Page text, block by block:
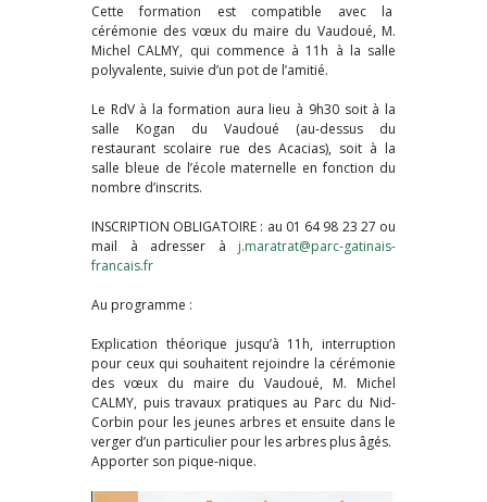
Cette formation est compatible avec la
cérémonie des vœux du maire du Vaudoué, M.
Michel CALMY, qui commence à 11h à la salle
polyvalente, suivie d’un pot de l’amitié.
Le RdV à la formation aura lieu à 9h30 soit à la
salle Kogan du Vaudoué (au-dessus du
restaurant scolaire rue des Acacias), soit à la
salle bleue de l’école maternelle en fonction du
nombre d’inscrits.
INSCRIPTION OBLIGATOIRE : au 01 64 98 23 27 ou
mail à adresser à j.maratrat@parc-gatinais-
francais.fr
Au programme :
Explication théorique jusqu’à 11h, interruption
pour ceux qui souhaitent rejoindre la cérémonie
des vœux du maire du Vaudoué, M. Michel
CALMY, puis travaux pratiques au Parc du Nid-
Corbin pour les jeunes arbres et ensuite dans le
verger d’un particulier pour les arbres plus âgés.
Apporter son pique-nique.